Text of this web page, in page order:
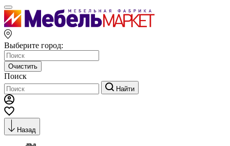
Выберите город:
Очистить
Поиск
Найти
Назад